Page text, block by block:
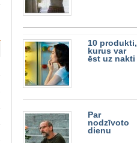
10 produkti,
kurus var
ēst uz nakti
Par
nodzīvoto
dienu